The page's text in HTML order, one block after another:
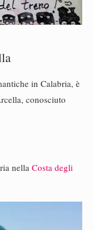
in Calabria, è
conosciuto
nella Costa degli